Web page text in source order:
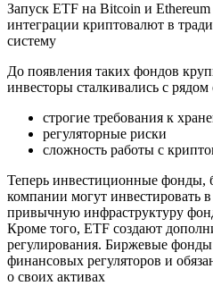
Запуск ETF на Bitcoin и
интеграции криптовалют в
систему
До появления таких фондов
инвесторы сталкивались с
строгие требования к
регуляторные риски
сложность работы с
Теперь инвестиционные фонды,
компании могут инвестировать
привычную инфраструктуру
Кроме того, ETF создают
регулирования. Биржевые фонды
финансовых регуляторов и
о своих активах